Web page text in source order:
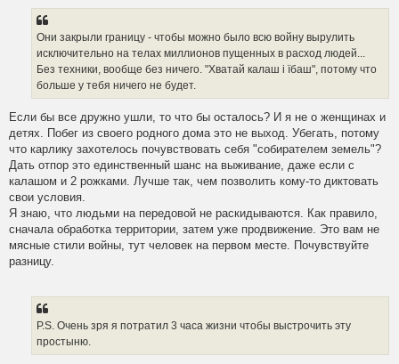
Они закрыли границу - чтобы можно было всю войну вырулить
исключительно на телах миллионов пущенных в расход людей...
Без техники, вообще без ничего. "Хватай калаш i їбаш", потому что
больше у тебя ничего не будет.
Если бы все дружно ушли, то что бы осталось? И я не о женщинах и
детях. Побег из своего родного дома это не выход. Убегать, потому
что карлику захотелось почувствовать себя "собирателем земель"?
Дать отпор это единственный шанс на выживание, даже если с
калашом и 2 рожками. Лучше так, чем позволить кому-то диктовать
свои условия.
Я знаю, что людьми на передовой не раскидываются. Как правило,
сначала обработка территории, затем уже продвижение. Это вам не
мясные стили войны, тут человек на первом месте. Почувствуйте
разницу.
P.S. Очень зря я потратил 3 часа жизни чтобы выстрочить эту
простыню.